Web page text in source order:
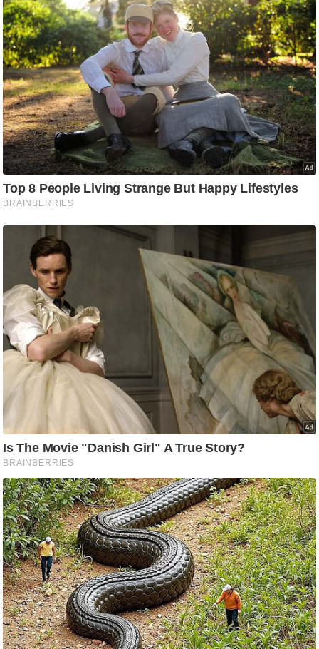
ड
हॉ
ली
वु
ड
फि
ल्म
स
मी
क्षा
B
r
k
i
n
g
N
e
ला
इ
फ
स्टा
इ
ल
टे
क्नॉ
लॉ
जी
ब्यू
टी